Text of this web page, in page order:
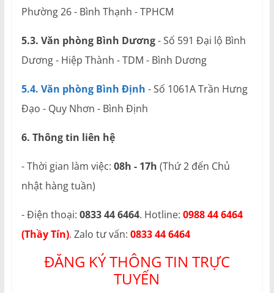
Phường 26 - Bình Thạnh - TPHCM
5.3. Văn phòng Bình Dương- Số 591 Đại lộ Bình
Dương - Hiệp Thành - TDM - Bình Dương
5.4. Văn phòng Bình Định - Số 1061A Trần Hưng
Đạo - Quy Nhơn - Bình Định
6. Thông tin liên hệ
- Thời gian làm việc: 08h - 17h (Thứ 2 đến Chủ
nhật hàng tuần)
- Điện thoại: 0833 44 6464. Hotline: 0988 44 6464
(Thầy Tín). Zalo tư vấn: 0833 44 6464
ĐĂNG KÝ THÔNG TIN TRỰC
TUYẾN